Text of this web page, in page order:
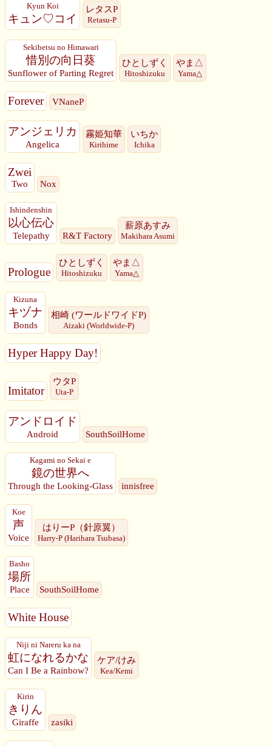
Kyun Koi
キュン♡コイ
レタスP
Retasu-P
Sekibetsu no Himawari
惜別の向日葵
Sunflower of Parting Regret
ひとしずく
Hitoshizuku
やま△
Yama△
Forever VNaneP
アンジェリカ
Angelica
霧姫知華
Kirihime
いちか
Ichika
Zwei
Two Nox
Ishindenshin
以心伝心
Telepathy R&T Factory
薪原あすみ
Makihara Asumi
Prologue
ひとしずく
Hitoshizuku
やま△
Yama△
Kizuna
キヅナ
Bonds
相崎 (ワールドワイドP)
Aizaki (Worldwide-P)
Hyper Happy Day!
Imitator
ウタP
Uta-P
アンドロイド
Android SouthSoilHome
Kagami no Sekai e
鏡の世界へ
Through the Looking-Glass innisfree
Koe
声
Voice
はりーP（針原翼）
Harry-P (Harihara Tsubasa)
Basho
場所
Place SouthSoilHome
White House
Niji ni Nareru ka na
虹になれるかな
Can I Be a Rainbow?
ケア/けみ
Kea/Kemi
Kirin
きりん
Giraffe zasiki